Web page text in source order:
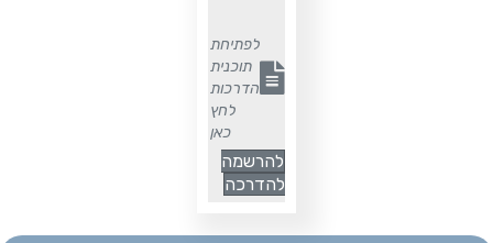
נפתח בקובץ PDF
לפתיחת
תוכנית
הדרכות
לחץ
כאן
להרשמה
להדרכה